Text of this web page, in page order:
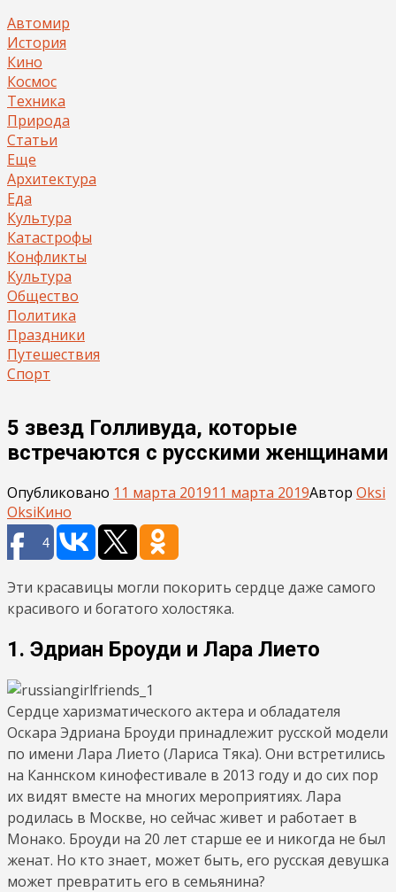
Автомир
История
Кино
Космос
Техника
Природа
Статьи
Еще
Архитектура
Еда
Культура
Катастрофы
Конфликты
Культура
Общество
Политика
Праздники
Путешествия
Спорт
5 звезд Голливуда, которые
встречаются с русскими женщинами
Опубликовано 11 марта 201911 марта 2019Автор Oksi
OksiКино
4
Эти красавицы могли покорить сердце даже самого
красивого и богатого холостяка.
1. Эдриан Броуди и Лара Лието
Сердце харизматического актера и обладателя
Оскара Эдриана Броуди принадлежит русской модели
по имени Лара Лието (Лариса Тяка). Они встретились
на Каннском кинофестивале в 2013 году и до сих пор
их видят вместе на многих мероприятиях. Лара
родилась в Москве, но сейчас живет и работает в
Монако. Броуди на 20 лет старше ее и никогда не был
женат. Но кто знает, может быть, его русская девушка
может превратить его в семьянина?